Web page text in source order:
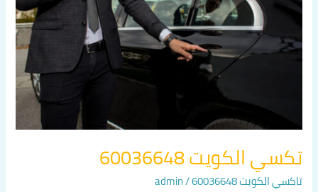
تكسي الكويت 60036648
تاكسي الكويت 60036648 /
admin